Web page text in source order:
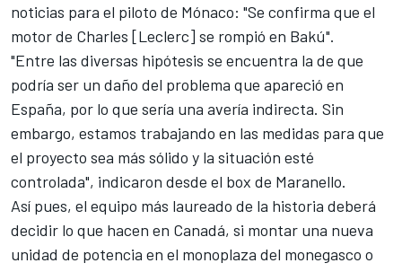
noticias para el piloto de Mónaco: "Se confirma que el
motor de Charles [Leclerc] se rompió en Bakú".
"Entre las diversas hipótesis se encuentra la de que
podría ser un daño del problema que apareció en
España, por lo que sería una avería indirecta. Sin
embargo, estamos trabajando en las medidas para que
el proyecto sea más sólido y la situación esté
controlada", indicaron desde el box de Maranello.
Así pues, el equipo más laureado de la historia deberá
decidir lo que hacen en Canadá, si montar una nueva
unidad de potencia en el monoplaza del monegasco o